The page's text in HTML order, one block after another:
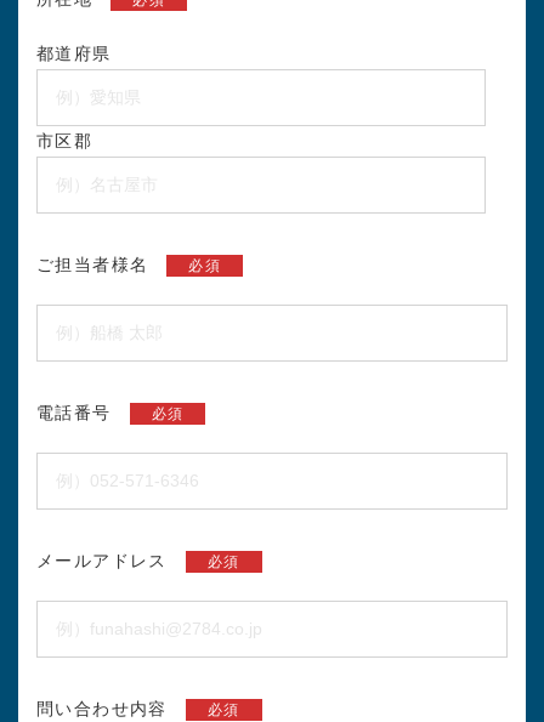
都道府県
市区郡
ご担当者様名 必須
電話番号 必須
メールアドレス 必須
問い合わせ内容 必須